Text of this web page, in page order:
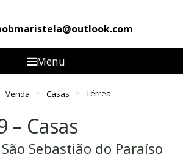
Menu
Venda Casas Térrea
– Casas
São Sebastião do Paraíso